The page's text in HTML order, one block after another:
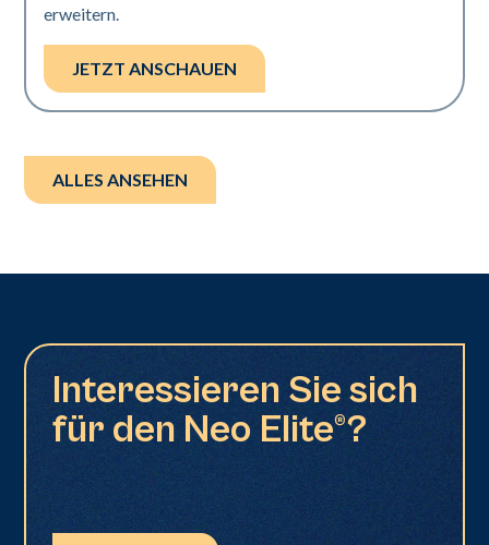
erweitern.
JETZT ANSCHAUEN
ALLES ANSEHEN
Interessieren Sie sich
für den Neo Elite®?